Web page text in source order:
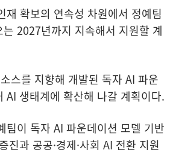
재 확보의 연속성 차원에서 정예팀
2027년까지 지속해서 지원할 계
스를 지향해 개발된 독자 AI 파운
AI 생태계에 확산해 나갈 계획이다.
팀이 독자 AI 파운데이션 모델 기반
진과 공공·경제·사회 AI 전환 지원